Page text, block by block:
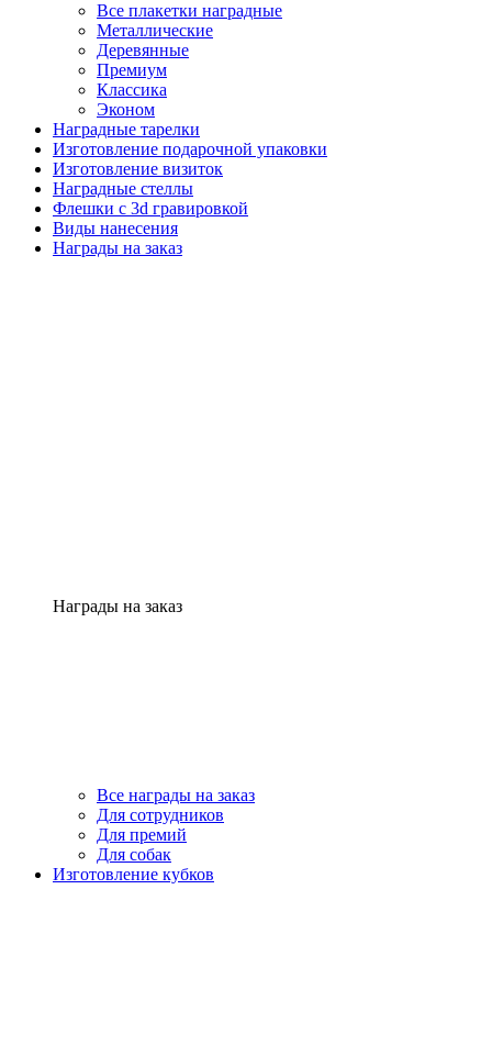
Все плакетки наградные
Металлические
Деревянные
Премиум
Классика
Эконом
Наградные тарелки
Изготовление подарочной упаковки
Изготовление визиток
Наградные стеллы
Флешки с 3d гравировкой
Виды нанесения
Награды на заказ
Награды на заказ
Все награды на заказ
Для сотрудников
Для премий
Для собак
Изготовление кубков